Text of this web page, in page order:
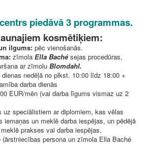
piedāvā 3 programmas.
kosmētiķiem:
ilgums: pēc vienošanās.
zīmola Ella Baché sejas procedūras,
ar zīmolu Blomdahl.
dienas nedēļā no plkst. 10:00 līdz 18:00 +
darba dienās
EUR/mēn (vai darba līgums vismaz uz 2
uz speciālistiem ar diplomiem, kas vēlas
iemaņas un meklē darba iespējas, un pēdējā
prakses vai darba iespējas.
(ārstniecības persona un zīmola Ella Baché